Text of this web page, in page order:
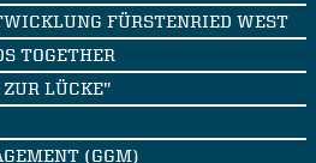
FÜRSTENRIED WEST
TOGETHER
LÜCKE"
(GGM)